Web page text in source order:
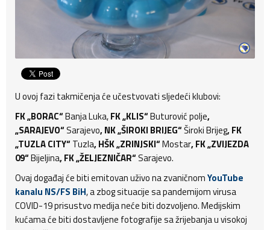
U ovoj fazi takmičenja će učestvovati sljedeći klubovi:
FK „BORAC“Banja Luka,FK „KLIS“Buturović polje,
„SARAJEVO“Sarajevo, NK „ŠIROKI BRIJEG“Široki Brijeg, FK
„TUZLA CITY“ Tuzla, HŠK „ZRINJSKI“Mostar, FK „ZVIJEZDA
09“Bijeljina, FK „ŽELJEZNIČAR“Sarajevo.
Ovaj događaj će biti emitovan uživo na zvaničnomYouTube
kanalu NS/FS BiH, a zbog situacije sa pandemijom virusa
COVID-19 prisustvo medija neće biti dozvoljeno. Medijskim
kućama će biti dostavljene fotografije sa žrijebanja u visokoj